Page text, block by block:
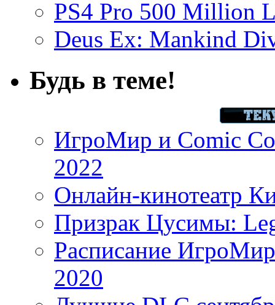
PS4 Pro 500 Million
Deus Ex: Mankind
Будь в теме!
ИгроМир и Comic
2022
Онлайн-кинотеатр
Призрак Цусимы:
Расписание
2020